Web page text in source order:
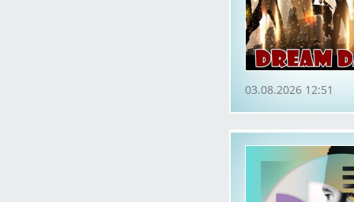
03.08.2026 12:51